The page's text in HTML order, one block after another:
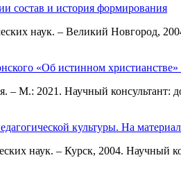
состав и история формирования
наук. – Великий Новгород,
«Об истинном
– М.: 2021. Научный
культуры. На
наук. – Курск, 2004.